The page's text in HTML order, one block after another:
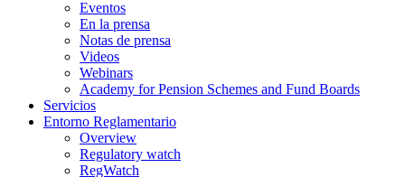
Eventos
En la prensa
Notas de prensa
Videos
Webinars
Academy for Pension Schemes and Fund Boards
Servicios
Entorno Reglamentario
Overview
Regulatory watch
RegWatch